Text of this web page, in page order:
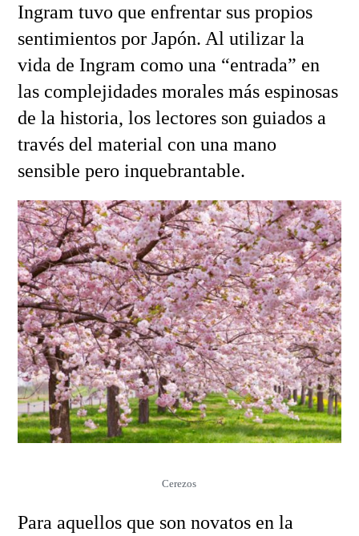
Ingram tuvo que enfrentar sus propios
sentimientos por Japón. Al utilizar la
vida de Ingram como una “entrada” en
las complejidades morales más espinosas
de la historia, los lectores son guiados a
través del material con una mano
sensible pero inquebrantable.
Cerezos
Para aquellos que son novatos en la